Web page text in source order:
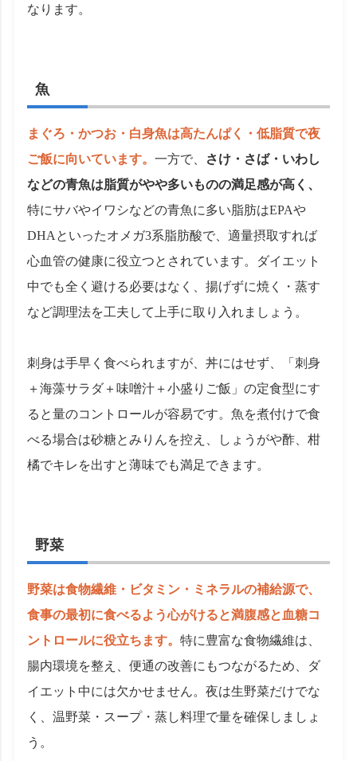
なります。
魚
まぐろ・かつお・白身魚は高たんぱく・低脂質で夜
ご飯に向いています。一方で、 さけ・さば・いわし
などの青魚は脂質がやや多いものの満足感が高く、
特にサバやイワシなどの青魚に多い脂肪はEPAや
DHAといったオメガ3系脂肪酸で、適量摂取すれば
心血管の健康に役立つとされています。ダイエット
中でも全く避ける必要はなく、揚げずに焼く・蒸す
など調理法を工夫して上手に取り入れましょう。
刺身は手早く食べられますが、丼にはせず、「刺身
＋海藻サラダ＋味噌汁＋小盛りご飯」の定食型にす
ると量のコントロールが容易です。魚を煮付けで食
べる場合は砂糖とみりんを控え、しょうがや酢、柑
橘でキレを出すと薄味でも満足できます。
野菜
野菜は食物繊維・ビタミン・ミネラルの補給源で、
食事の最初に食べるよう心がけると満腹感と血糖コ
ントロールに役立ちます。特に豊富な食物繊維は、
腸内環境を整え、便通の改善にもつながるため、ダ
イエット中には欠かせません。夜は生野菜だけでな
く、温野菜・スープ・蒸し料理で量を確保しましょ
う。